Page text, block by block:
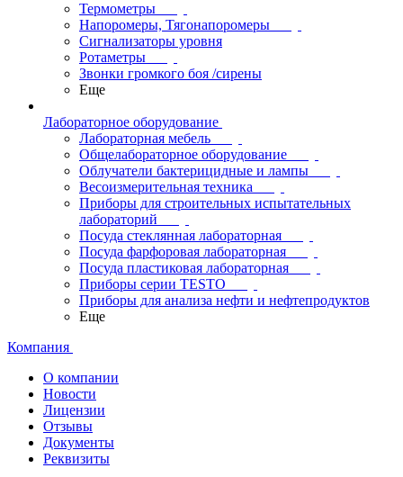
Термометры
Напоромеры, Тягонапоромеры
Сигнализаторы уровня
Ротаметры
Звонки громкого боя /сирены
Еще
Лабораторное оборудование
Лабораторная мебель
Общелабораторное оборудование
Облучатели бактерицидные и лампы
Весоизмерительная техника
Приборы для строительных испытательных
лабораторий
Посуда стеклянная лабораторная
Посуда фарфоровая лабораторная
Посуда пластиковая лабораторная
Приборы серии TESTO
Приборы для анализа нефти и нефтепродуктов
Еще
Компания
О компании
Новости
Лицензии
Отзывы
Документы
Реквизиты